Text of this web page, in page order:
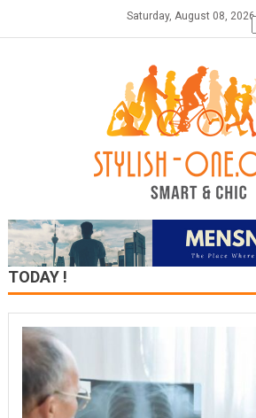
Saturday, August 08, 2026
TODAY !